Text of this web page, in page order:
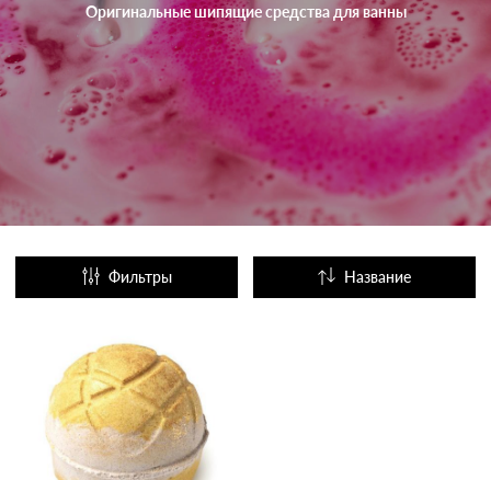
Оригинальные шипящие средства для ванны
Фильтры Название